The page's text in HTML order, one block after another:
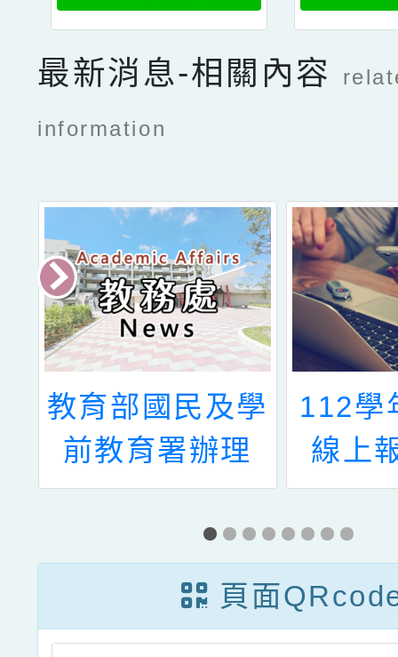
座資訊
最新消息-相關內容
information
教育部國民及學
前教育署辦理
「本土教育教師
培力研習」實施
計畫1份、「桃
園市114學年度
112學
線上
頁面